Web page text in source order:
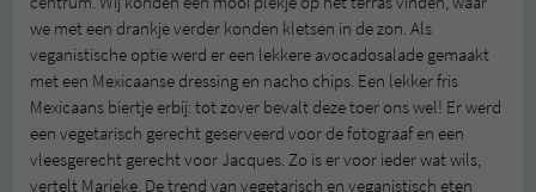
we met een drankje verder konden kletsen in de zon. Als
veganistische optie werd er een lekkere avocadosalade gemaakt
met een Mexicaanse dressing en nacho chips. Een lekker fris
Mexicaans biertje erbij: tot zover bevalt deze toer ons wel! Er werd
een vegetarisch gerecht geserveerd voor de fotograaf en een
vleesgerecht gerecht voor Jacques. Zo is er voor ieder wat wils,
vertelt Marieke. De trend van vegetarisch en veganistisch eten